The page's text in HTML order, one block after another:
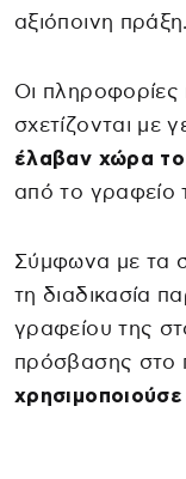
αξιόποινη πράξη.
Οι πληροφορίες
σχετίζονται με
έλαβαν χώρα
από το γραφείο
Σύμφωνα με τα
τη διαδικασία
γραφείου της
πρόσβασης στο